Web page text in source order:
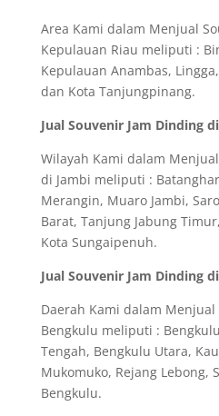
Area Kami dalam Menjual
Kepulauan Riau meliputi :
Kepulauan Anambas,
dan Kota Tanjungpinang.
Jual Souvenir Jam Dinding
Wilayah Kami dalam
di Jambi meliputi :
Merangin, Muaro Jambi,
Barat, Tanjung Jabung
Kota Sungaipenuh.
Jual Souvenir Jam Dinding
Daerah Kami dalam
Bengkulu meliputi :
Tengah, Bengkulu Utara,
Mukomuko, Rejang Lebong,
Bengkulu.